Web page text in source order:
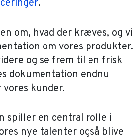
.
om, hvad der kræves, og vi
om vores produkter.
og se frem til en frisk
dokumentation endnu
kunder.
spiller en central rolle i
nye talenter også blive